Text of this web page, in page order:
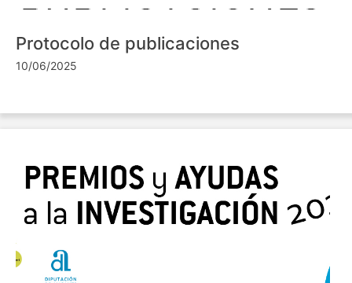
Protocolo de publicaciones
10/06/2025